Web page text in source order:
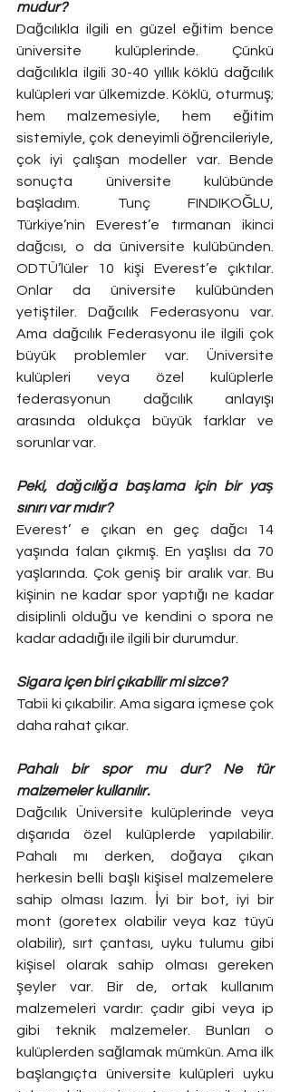
mudur?
Dağcılıkla ilgili en güzel eğitim bence
üniversite kulüplerinde. Çünkü
dağcılıkla ilgili 30-40 yıllık köklü dağcılık
kulüpleri var ülkemizde. Köklü, oturmuş;
hem malzemesiyle, hem eğitim
sistemiyle, çok deneyimli öğrencileriyle,
çok iyi çalışan modeller var. Bende
sonuçta üniversite kulübünde
başladım. Tunç FINDIKOĞLU,
Türkiye’nin Everest’e tırmanan ikinci
dağcısı, o da üniversite kulübünden.
ODTÜ’lüler 10 kişi Everest’e çıktılar.
Onlar da üniversite kulübünden
yetiştiler. Dağcılık Federasyonu var.
Ama dağcılık Federasyonu ile ilgili çok
büyük problemler var. Üniversite
kulüpleri veya özel kulüplerle
federasyonun dağcılık anlayışı
arasında oldukça büyük farklar ve
sorunlar var.
Peki, dağcılığa başlama için bir yaş
sınırı var mıdır?
Everest’ e çıkan en geç dağcı 14
yaşında falan çıkmış. En yaşlısı da 70
yaşlarında. Çok geniş bir aralık var. Bu
kişinin ne kadar spor yaptığı ne kadar
disiplinli olduğu ve kendini o spora ne
kadar adadığı ile ilgili bir durumdur.
Sigara içen biri çıkabilir mi sizce?
Tabii ki çıkabilir. Ama sigara içmese çok
daha rahat çıkar.
Pahalı bir spor mu dur? Ne tür
malzemeler kullanılır.
Dağcılık Üniversite kulüplerinde veya
dışarıda özel kulüplerde yapılabilir.
Pahalı mı derken, doğaya çıkan
herkesin belli başlı kişisel malzemelere
sahip olması lazım. İyi bir bot, iyi bir
mont (goretex olabilir veya kaz tüyü
olabilir), sırt çantası, uyku tulumu gibi
kişisel olarak sahip olması gereken
şeyler var. Bir de, ortak kullanım
malzemeleri vardır: çadır gibi veya ip
gibi teknik malzemeler. Bunları o
kulüplerden sağlamak mümkün. Ama ilk
başlangıçta üniversite kulüpleri uyku